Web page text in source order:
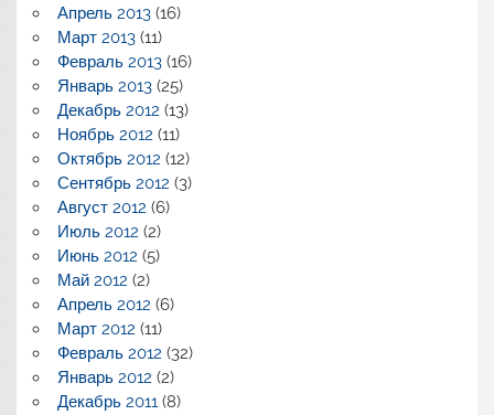
Апрель 2013(16)
Март 2013(11)
Февраль 2013(16)
Январь 2013(25)
Декабрь 2012 (13)
Ноябрь 2012 (11)
Октябрь 2012 (12)
Сентябрь 2012 (3)
Август 2012 (6)
Июль 2012 (2)
Июнь 2012 (5)
Май 2012 (2)
Апрель 2012 (6)
Март 2012 (11)
Февраль 2012 (32)
Январь 2012 (2)
Декабрь 2011(8)